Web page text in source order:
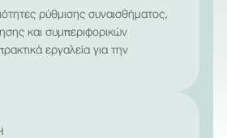
ρύθμισης συναισθήματος,
και συμπεριφορικών
εργαλεία για την